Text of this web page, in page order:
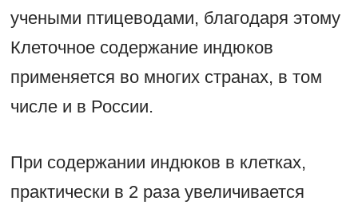
учеными птицеводами, благодаря этому
Клеточное содержание индюков
применяется во многих странах, в том
числе и в России.
При содержании индюков в клетках,
практически в 2 раза увеличивается